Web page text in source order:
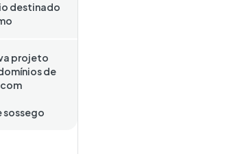
destinado
projeto
de